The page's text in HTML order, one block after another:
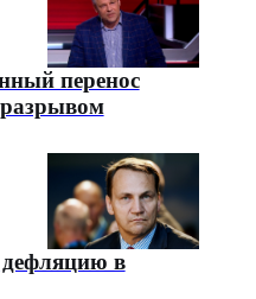
перенос
дефляцию в